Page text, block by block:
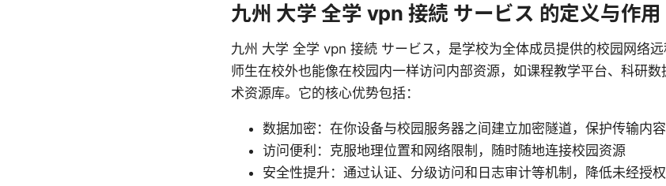
九州 大学 全学 vpn 接続 サービス 的定义与作用
九州 大学 全学 vpn 接続 サービス，是学校为全体成员提供的校园网络远
师生在校外也能像在校园内一样访问内部资源，如课程教学平台、科研
术资源库。它的核心优势包括：
数据加密：在你设备与校园服务器之间建立加密隧道，保护传输内
访问便利：克服地理位置和网络限制，随时随地连接校园资源
安全性提升：通过认证、分级访问和日志审计等机制，降低未经授